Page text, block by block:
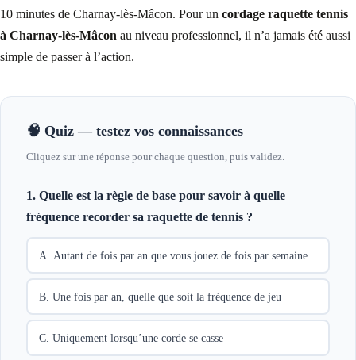
10 minutes de Charnay-lès-Mâcon. Pour un cordage raquette tennis
à Charnay-lès-Mâcon au niveau professionnel, il n’a jamais été aussi
simple de passer à l’action.
🧠 Quiz — testez vos connaissances
Cliquez sur une réponse pour chaque question, puis validez.
1. Quelle est la règle de base pour savoir à quelle
fréquence recorder sa raquette de tennis ?
A. Autant de fois par an que vous jouez de fois par semaine
B. Une fois par an, quelle que soit la fréquence de jeu
C. Uniquement lorsqu’une corde se casse